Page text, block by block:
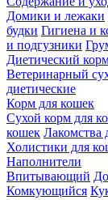
Домики и лежаки
будки Гигиена и
и подгузники
Диетический
Ветеринарный
диетические
Корм для кошек
Сухой корм для
кошек Лакомства
Холистики для
Наполнители
Впитывающий
Комкующийся